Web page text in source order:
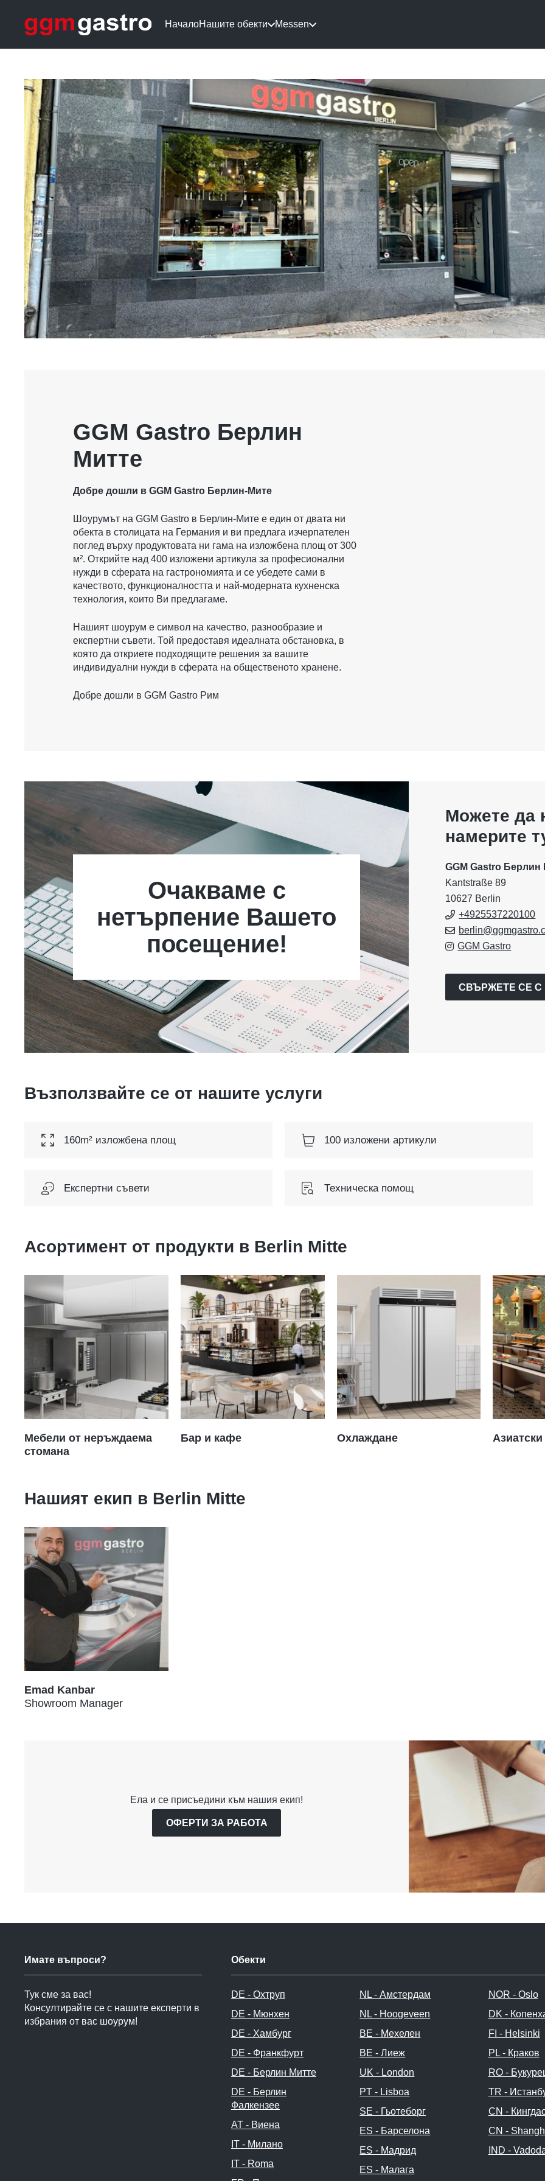
НачалоНашите обекти Messen
GGM Gastro Берлин
Митте
Добре дошли в GGM Gastro Берлин-Мите
Шоурумът на GGM Gastro в Берлин-Мите е един от двата ни
обекта в столицата на Германия и ви предлага изчерпателен
поглед върху продуктовата ни гама на изложбена площ от 300
м². Открийте над 400 изложени артикула за професионални
нужди в сферата на гастрономията и се убедете сами в
качеството, функционалността и най-модерната кухненска
технология, които Ви предлагаме.
Нашият шоурум е символ на качество, разнообразие и
експертни съвети. Той предоставя идеалната обстановка, в
която да откриете подходящите решения за вашите
индивидуални нужди в сферата на общественото хранене.
Добре дошли в GGM Gastro Рим
Очакваме с
нетърпение Вашето
посещение!
Можете да
намерите
GGM Gastro Берлин
Kantstraße 89
10627 Berlin
+4925537220100
GGM Gastro
СВЪРЖЕТЕ СЕ С
Възползвайте се от нашите услуги
160m² изложбена площ 100 изложени артикули
Експертни съвети Техническа помощ
Асортимент от продукти в Berlin Mitte
Мебели от неръждаема
стомана
Бар и кафе Охлаждане
Нашият екип в Berlin Mitte
Emad Kanbar
Showroom Manager
Ела и се присъедини към нашия екип!
ОФЕРТИ ЗА РАБОТА
Имате въпроси?
Тук сме за вас!
Консултирайте се с нашите експерти в
избрания от вас шоурум!
Обекти
DE - Охтруп
DE - Мюнхен
DE - Хамбург
DE - Франкфурт
DE - Берлин Митте
DE - Берлин
Фалкензее
AT - Виена
IT - Милано
IT - Roma
NL - Амстердам
NL - Hoogeveen
BE - Мехелен
BE - Лиеж
UK - London
PT - Lisboa
SE - Гьотеборг
ES - Барселона
ES - Мадрид
ES - Малага
NOR - Oslo
DK -
FI - Helsinki
PL - Краков
RO -
TR -
CN -
CN -
IND -